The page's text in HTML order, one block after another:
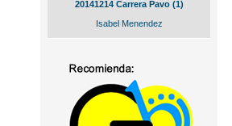
20141214 Carrera Pavo (1)
Isabel Menendez